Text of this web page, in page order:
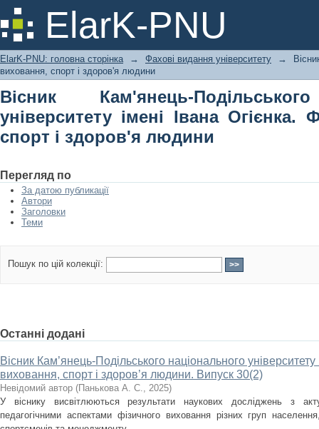
ElarK-PNU
Вісник Кам'янець-Подільського
Огієнка. Фізичне виховання, спорт
ElarK-PNU: головна сторінка → Фахові видання університету →
виховання, спорт і здоров'я людини
Вісник Кам'янець-
університету імені Івана Огієнка.
спорт і здоров'я людини
Перегляд по
За датою публикації
Автори
Заголовки
Теми
Пошук по цій колекції:
Останні додані
Вісник Кам’янець-Подільського національного університету
виховання, спорт і здоров’я людини. Випуск 30(2)
Невідомий автор (Панькова А. С., 2025)
У віснику висвітлюються результати наукових досліджень з
педагогічними аспектами фізичного виховання різних груп населення,